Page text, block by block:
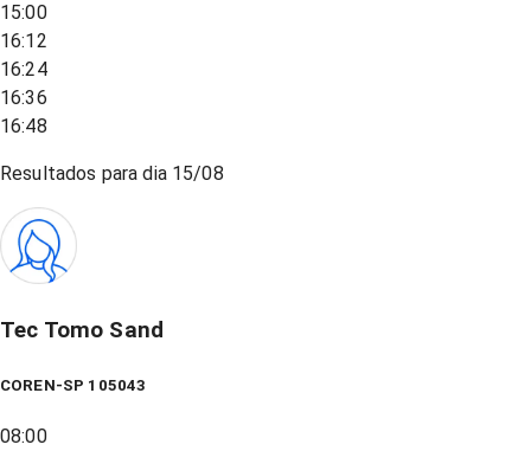
15:00
16:12
16:24
16:36
16:48
Resultados para dia 15/08
Tec Tomo Sand
COREN-SP 105043
08:00